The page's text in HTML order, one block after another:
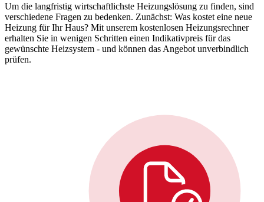
Um die langfristig wirtschaftlichste Heizungslösung zu finden, sind
verschiedene Fragen zu bedenken. Zunächst: Was kostet eine neue
Heizung für Ihr Haus? Mit unserem kostenlosen Heizungsrechner
erhalten Sie in wenigen Schritten einen Indikativpreis für das
gewünschte Heizsystem - und können das Angebot unverbindlich
prüfen.